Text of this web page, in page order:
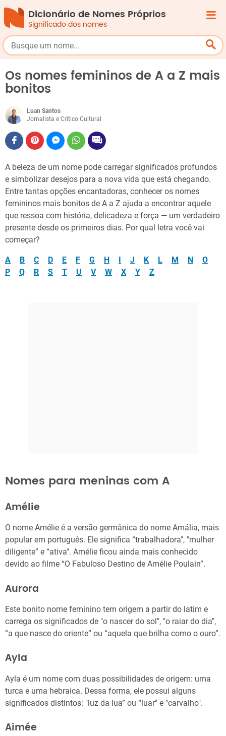
Dicionário de Nomes Próprios
Significado dos nomes
Os nomes femininos de A a Z mais
bonitos
Luan Santos
Jornalista e Crítico Cultural
A beleza de um nome pode carregar significados profundos
e simbolizar desejos para a nova vida que está chegando.
Entre tantas opções encantadoras, conhecer os nomes
femininos mais bonitos de A a Z ajuda a encontrar aquele
que ressoa com história, delicadeza e força — um verdadeiro
presente desde os primeiros dias. Por qual letra você vai
começar?
A B C D E F G H I J K L M N
O
P
Q R S T U V W X Y Z
Nomes para meninas com A
Amélie
O nome Amélie é a versão germânica do nome Amália, mais
popular em português. Ele significa “trabalhadora", "mulher
diligente” e “ativa". Amélie ficou ainda mais conhecido
devido ao filme “O Fabuloso Destino de Amélie Poulain”.
Aurora
Este bonito nome feminino tem origem a partir do latim e
carrega os significados de "o nascer do sol", "o raiar do dia",
“a que nasce do oriente” ou “aquela que brilha como o ouro”.
Ayla
Ayla é um nome com duas possibilidades de origem: uma
turca e uma hebraica. Dessa forma, ele possui alguns
significados distintos: "luz da lua” ou “luar" e "carvalho".
Aimée